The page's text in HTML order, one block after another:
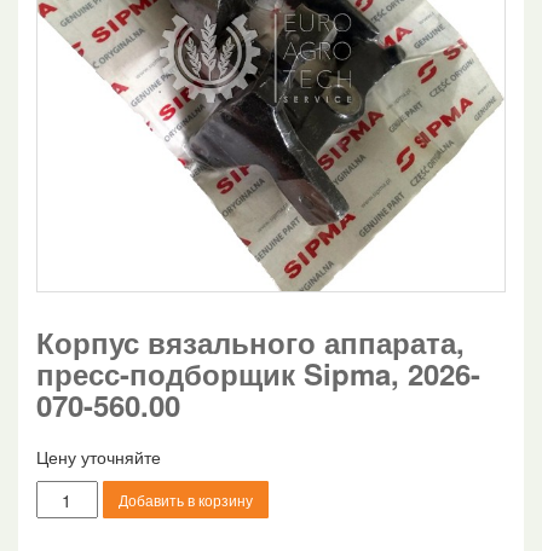
Корпус вязального аппарата,
пресс-подборщик Sipma, 2026-
070-560.00
Цену уточняйте
Количество
товара
Добавить в корзину